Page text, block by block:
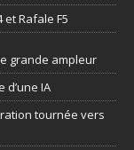
Rafale F5
grande ampleur
d’une IA
tournée vers